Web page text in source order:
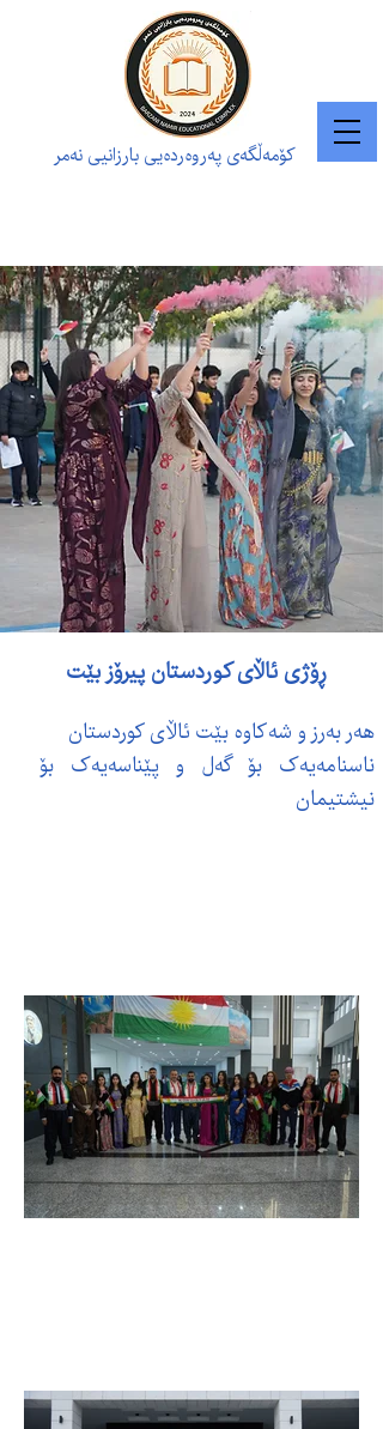
کۆمەڵگەی پەروەردەیی بارزانیی نەمر
ڕۆژی ئاڵای کوردستان پیرۆز بێت
هەر بەرز و شەکاوە بێت ئاڵای کوردستان
ناسنامەیەک بۆ گەل و پێناسەیەک بۆ
نیشتیمان